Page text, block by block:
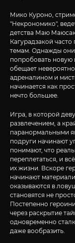
Мико Куроно,
"Некрономико",
детства Маю
Кагурадзакой
темам. Однажды
попробовать новую
обещает
адреналином и
начинается как
нечто большее.
Игра, в которой
развлечением, а
паранормальными
подруги начинают
понимают, что
переплетаться, и
их жизни. Вскоре
начинают
оказываются в
становятся не
Постепенно
через раскрытие
одновременно
даже вообразить.